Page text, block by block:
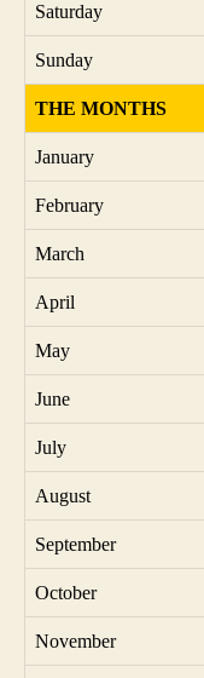
Saturday
Sunday
THE MONTHS
January
February
March
April
May
June
July
August
September
October
November